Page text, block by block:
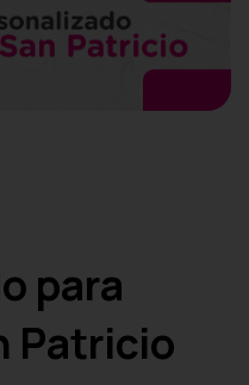
para
Patricio